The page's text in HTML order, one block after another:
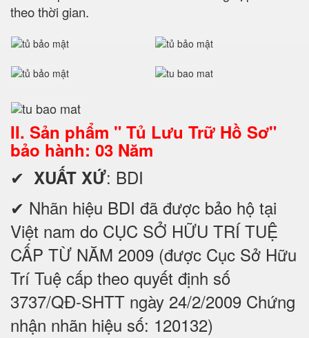
theo thời gian.
II. Sản phẩm " Tủ Lưu Trữ Hồ Sơ"
bảo hành: 03 Năm
✔ XUẤT XỨ: BDI
✔ Nhãn hiệu BDI đã được bảo hộ tại
Việt nam do CỤC SỞ HỮU TRÍ TUỆ
CẤP TỪ NĂM 2009 (được Cục Sở Hữu
Trí Tuệ cấp theo quyết định số
3737/QĐ-SHTT ngày 24/2/2009 Chứng
nhận nhãn hiệu số: 120132)